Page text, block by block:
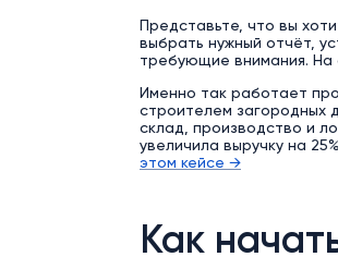
Представьте, что вы
выбрать нужный отчёт,
требующие внимания. На
Именно так работает
строителем загородных
склад, производство и
увеличила выручку на
этом кейсе →
Как